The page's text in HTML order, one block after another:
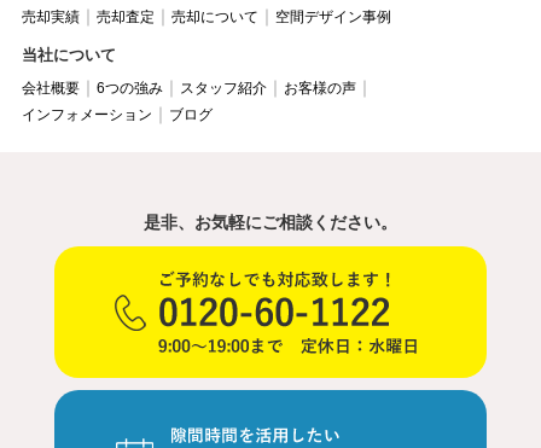
売却実績 売却査定 売却について 空間デザイン事例
当社について
会社概要 6つの強み スタッフ紹介
お客様の声
インフォメーション
ブログ
是非、お気軽にご相談ください。